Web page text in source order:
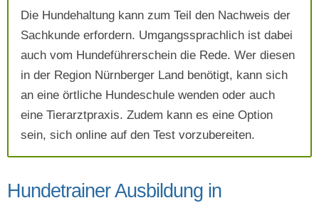
AGB`s.
Absenden
Die Hundehaltung kann zum Teil den Nachweis der
Sachkunde erfordern. Umgangssprachlich ist dabei
auch vom Hundeführerschein die Rede. Wer diesen
in der Region Nürnberger Land benötigt, kann sich
an eine örtliche Hundeschule wenden oder auch
eine Tierarztpraxis. Zudem kann es eine Option
sein, sich online auf den Test vorzubereiten.
Hundetrainer Ausbildung in